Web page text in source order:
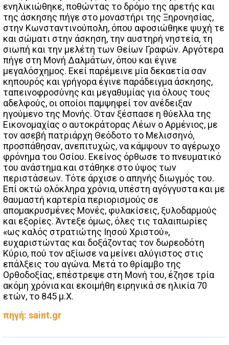
ενηλικιώθηκε, ποθώντας το δρόμο της αρετής και
της άσκησης πήγε στο μοναστήρι της Ξηρονησίας,
στην Κωνσταντινούπολη, όπου αφοσιώθηκε ψυχή τε
και σώματι στην άσκηση, την αυστηρή νηστεία, τη
σιωπή και την μελέτη των Θείων Γραφών. Αργότερα
πήγε στη Μονή Δαλμάτων, όπου και έγινε
μεγαλόσχημος. Εκεί παρέμεινε μία δεκαετία σαν
κηπουρός και γρήγορα έγινε παράδειγμα άσκησης,
ταπεινοφροσύνης και μεγαθυμίας για όλους τους
αδελφούς, οι οποίοι παμψηφεί τον ανέδειξαν
ηγούμενο της Μονής. Όταν ξέσπασε η θύελλα της
Εικονομαχίας ο αυτοκράτορας Λέων ο Αρμένιος, με
τον ασεβή πατριάρχη Θεόδοτο το Μελισσηνό,
προσπάθησαν, ανεπιτυχώς, να κάμψουν το αγέρωχο
φρόνημα του Οσίου. Εκείνος όρθωσε το πνευματικό
του ανάστημα και στάθηκε στο ύψος των
περιστάσεων. Τότε άρχισε ο απηνής διωγμός του.
Επί οκτώ ολόκληρα χρόνια, υπέστη αγόγγυστα και με
θαυμαστή καρτερία περιορισμούς σε
απομακρυσμένες Μονές, φυλακίσεις, ξυλοδαρμούς
και εξορίες. Άντεξε όμως, όλες τις ταλαιπωρίες
«ως καλός στρατιώτης Ιησού Χριστού»,
ευχαριστώντας και δοξάζοντας τον δωρεοδότη
Κύριο, πού τον αξίωσε να μείνει αλύγιστος στις
επάλξεις του αγώνα. Μετά το θρίαμβο της
Ορθοδοξίας, επέστρεψε στη Μονή του, έζησε τρία
ακόμη χρόνια και εκοιμήθη ειρηνικά σε ηλικία 70
ετών, το 845 μ.Χ.
πηγή: saint.gr